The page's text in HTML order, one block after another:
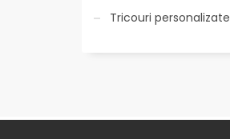
Tricouri personalizate